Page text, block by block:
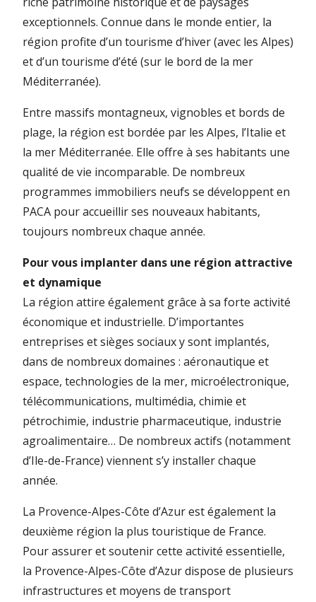
exceptionnels. Connue dans le monde entier, la
région profite d’un tourisme d’hiver (avec les Alpes)
et d’un tourisme d’été (sur le bord de la mer
Méditerranée).
Entre massifs montagneux, vignobles et bords de
plage, la région est bordée par les Alpes, l’Italie et
la mer Méditerranée. Elle offre à ses habitants une
qualité de vie incomparable. De nombreux
programmes immobiliers neufs se développent en
PACA pour accueillir ses nouveaux habitants,
toujours nombreux chaque année.
Pour vous implanter dans une région attractive
et dynamique
La région attire également grâce à sa forte activité
économique et industrielle. D’importantes
entreprises et sièges sociaux y sont implantés,
dans de nombreux domaines : aéronautique et
espace, technologies de la mer, microélectronique,
télécommunications, multimédia, chimie et
pétrochimie, industrie pharmaceutique, industrie
agroalimentaire… De nombreux actifs (notamment
d’Ile-de-France) viennent s’y installer chaque
année.
La Provence-Alpes-Côte d’Azur est également la
deuxième région la plus touristique de France.
Pour assurer et soutenir cette activité essentielle,
la Provence-Alpes-Côte d’Azur dispose de plusieurs
infrastructures et moyens de transport